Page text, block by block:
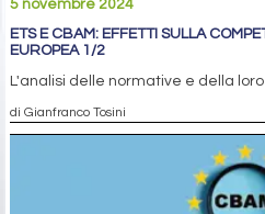
5 novembre 2024
ETS E CBAM: EFFETTI SULLA
EUROPEA 1/2
L'analisi delle normative e della
di Gianfranco Tosini